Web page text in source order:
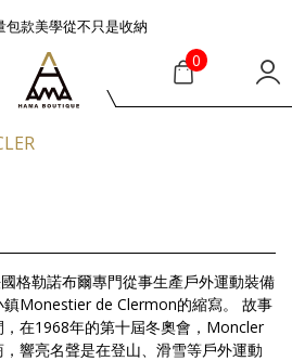
包款美學從不只是收納
臨，將時髦夏季全部收藏
手HEREU小眾靜奢品牌包款
利經典美學超越了短暫流行
典藏特惠·折上再折
手HEREU小眾靜奢品牌包款
0
格勒諾布爾專門從事生產戶外運動裝備
鎮Monestier de Clermon的縮寫。 故事
在1968年的第十屆冬奧會，Moncler
響亮名聲是在登山、滑雪等戶外運動